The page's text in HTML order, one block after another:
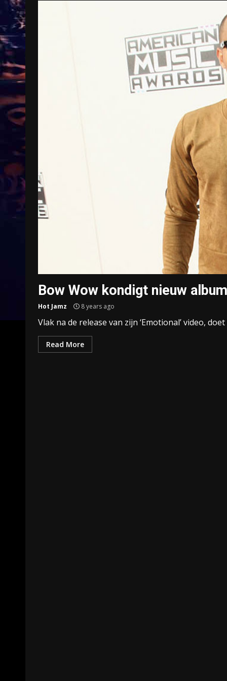
Bow Wow kondigt nieuw
Hot Jamz 8 years ago
Vlak na de release van zijn ‘Emotional’ video,
Read More
Treinkaartjes worden duurder,
abonnementen verdwijnen
9 months ago